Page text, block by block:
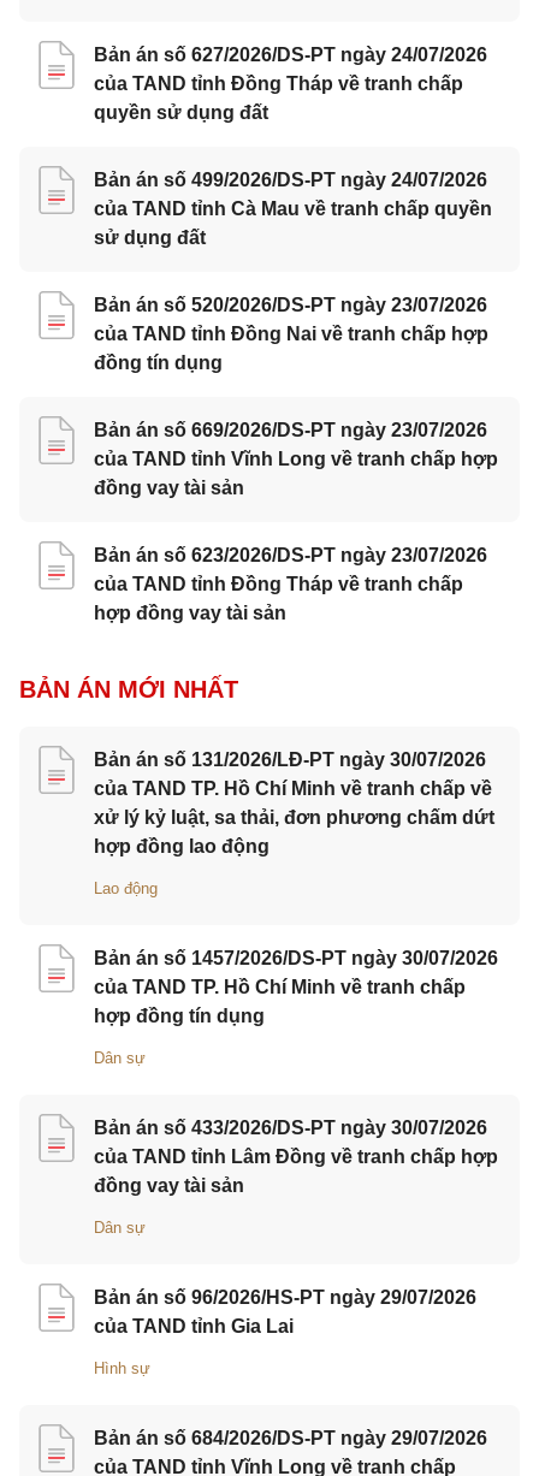
Bản án số 627/2026/DS-PT ngày 24/07/2026
của TAND tỉnh Đồng Tháp về tranh chấp
quyền sử dụng đất
Bản án số 499/2026/DS-PT ngày 24/07/2026
của TAND tỉnh Cà Mau về tranh chấp quyền
sử dụng đất
Bản án số 520/2026/DS-PT ngày 23/07/2026
của TAND tỉnh Đồng Nai về tranh chấp hợp
đồng tín dụng
Bản án số 669/2026/DS-PT ngày 23/07/2026
của TAND tỉnh Vĩnh Long về tranh chấp hợp
đồng vay tài sản
Bản án số 623/2026/DS-PT ngày 23/07/2026
của TAND tỉnh Đồng Tháp về tranh chấp
hợp đồng vay tài sản
BẢN ÁN MỚI NHẤT
Bản án số 131/2026/LĐ-PT ngày 30/07/2026
của TAND TP. Hồ Chí Minh về tranh chấp về
xử lý kỷ luật, sa thải, đơn phương chấm dứt
hợp đồng lao động
Lao động
Bản án số 1457/2026/DS-PT ngày 30/07/2026
của TAND TP. Hồ Chí Minh về tranh chấp
hợp đồng tín dụng
Dân sự
Bản án số 433/2026/DS-PT ngày 30/07/2026
của TAND tỉnh Lâm Đồng về tranh chấp hợp
đồng vay tài sản
Dân sự
Bản án số 96/2026/HS-PT ngày 29/07/2026
của TAND tỉnh Gia Lai
Hình sự
Bản án số 684/2026/DS-PT ngày 29/07/2026
của TAND tỉnh Vĩnh Long về tranh chấp